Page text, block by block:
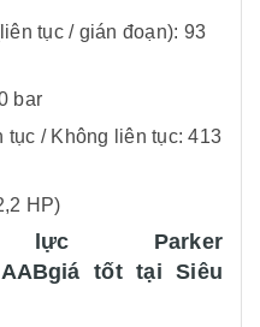
tục / gián đoạn): 93
bar
tục / Không liên tục: 413
HP)
Parker
tốt tại Siêu